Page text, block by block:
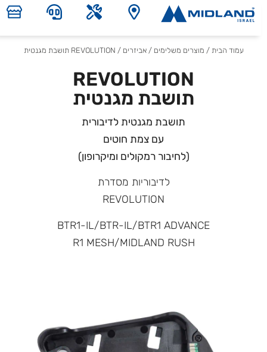
עמוד הבית/ מוצרים משלימים/ אביזרים/ REVOLUTION תושבת מגנטית
REVOLUTION
תושבת מגנטית
תושבת מגנטית לדיבורית
עם צמת חוטים
(לחיבור רמקולים ומיקרופון)
לדיבוריות מסדרת
REVOLUTION
BTR1-IL/BTR-IL/BTR1 ADVANCE
R1 MESH/MIDLAND RUSH